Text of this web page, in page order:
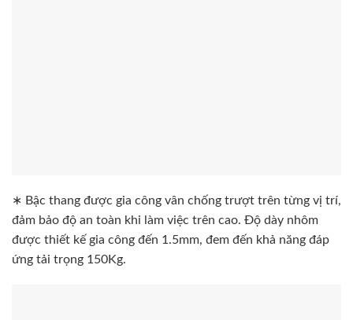
∗ Bậc thang được gia công vân chống trượt trên từng vị trí,
đảm bảo độ an toàn khi làm việc trên cao. Độ dày nhôm
được thiết kế gia công đến 1.5mm, đem đến khả năng đáp
ứng tải trọng 150Kg.